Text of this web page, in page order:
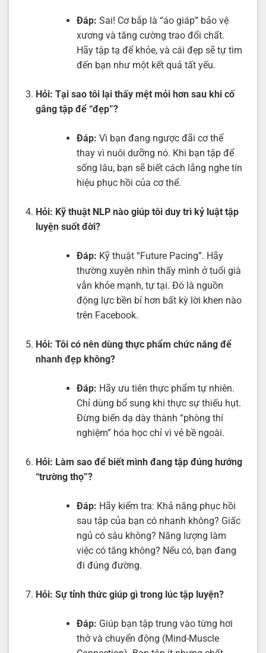
Đáp: Sai! Cơ bắp là “áo giáp” bảo vệ
xương và tăng cường trao đổi chất.
Hãy tập tạ để khỏe, và cái đẹp sẽ tự tìm
đến bạn như một kết quả tất yếu.
Hỏi: Tại sao tôi lại thấy mệt mỏi hơn sau khi cố
gắng tập để “đẹp”?
Đáp: Vì bạn đang ngược đãi cơ thể
thay vì nuôi dưỡng nó. Khi bạn tập để
sống lâu, bạn sẽ biết cách lắng nghe tín
hiệu phục hồi của cơ thể.
Hỏi: Kỹ thuật NLP nào giúp tôi duy trì kỷ luật tập
luyện suốt đời?
Đáp: Kỹ thuật “Future Pacing”. Hãy
thường xuyên nhìn thấy mình ở tuổi già
vẫn khỏe mạnh, tự tại. Đó là nguồn
động lực bền bỉ hơn bất kỳ lời khen nào
trên Facebook.
Hỏi: Tôi có nên dùng thực phẩm chức năng để
nhanh đẹp không?
Đáp: Hãy ưu tiên thực phẩm tự nhiên.
Chỉ dùng bổ sung khi thực sự thiếu hụt.
Đừng biến dạ dày thành “phòng thí
nghiệm” hóa học chỉ vì vẻ bề ngoài.
Hỏi: Làm sao để biết mình đang tập đúng hướng
“trường thọ”?
Đáp: Hãy kiểm tra: Khả năng phục hồi
sau tập của bạn có nhanh không? Giấc
ngủ có sâu không? Năng lượng làm
việc có tăng không? Nếu có, bạn đang
đi đúng đường.
Hỏi: Sự tỉnh thức giúp gì trong lúc tập luyện?
Đáp: Giúp bạn tập trung vào từng hơi
thở và chuyển động (Mind-Muscle